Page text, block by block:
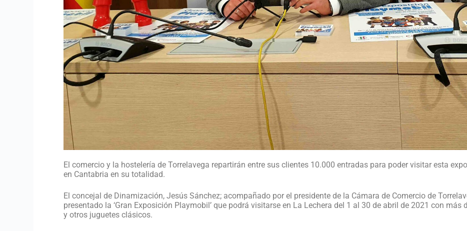
El comercio y la hostelería de Torrelavega repartirán entre sus clientes 10.000 entradas para poder visitar esta
en Cantabria en su totalidad.
El concejal de Dinamización, Jesús Sánchez; acompañado por el presidente de la Cámara de Comercio de
presentado la ‘Gran Exposición Playmobil’ que podrá visitarse en La Lechera del 1 al 30 de abril de 2021 con
y otros juguetes clásicos.